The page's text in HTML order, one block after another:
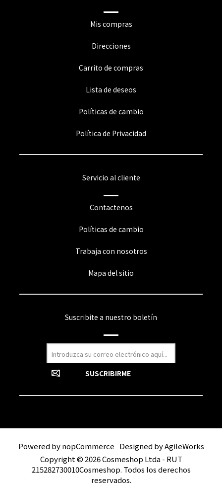
Mis compras
Direcciones
Carrito de compras
Lista de deseos
Políticas de cambio
Política de Privacidad
Servicio al cliente
Contactenos
Políticas de cambio
Trabaja con nosotros
Mapa del sitio
Suscribite a nuestro boletín
Powered bynopCommerce Designed byAgileWorks
Copyright © 2026 Cosmeshop Ltda - RUT
215282730010Cosmeshop. Todos los derechos
reservados.